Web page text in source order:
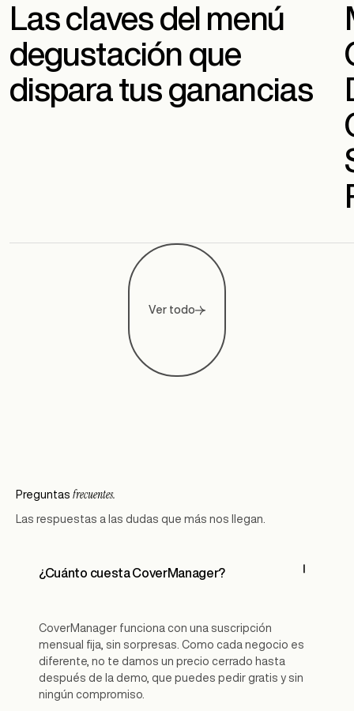
Las claves del menú
degustación que
dispara tus ganancias
Ver todo
Preguntas frecuentes.
Las respuestas a las dudas que más nos llegan.
¿Cuánto cuesta CoverManager?
CoverManager funciona con una suscripción
mensual fija, sin sorpresas. Como cada negocio es
diferente, no te damos un precio cerrado hasta
después de la demo, que puedes pedir gratis y sin
ningún compromiso.